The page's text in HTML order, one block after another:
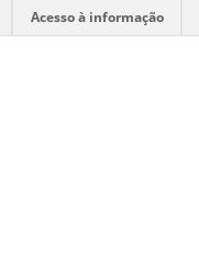
Acesso à informação